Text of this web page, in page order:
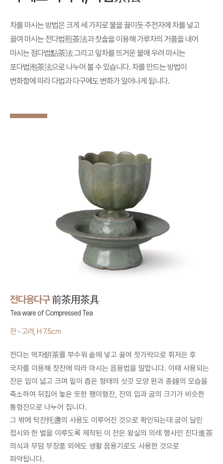
차를 마시는 방법은 크게 세 가지로 물을 끓이듯 주전자에 차를 넣고
끓여 마시는 전다법煎茶法과 찻솔을 이용해 가루차의 거품을 내어
마시는 점다법點茶法그리고 잎차를 뜨거운 물에 우려 마시는
포다법泡茶法으로 나누어 볼 수 있습니다. 차를 만드는 방법이
변화함에 따라 다법과 다구에도 변화가 일어나게 됩니다.
전다용다구前茶用茶具
Tea ware of Compressed Tea
잔 - 고려, H 7.5㎝
전다는 떡차餠茶를 부수워 솥에 넣고 끓여 젓가락으로 휘저은 후
국자를 이용해 찻잔에 따라 마시는 음용법을 말합니다. 이때 사용되는
잔은 입이 넓고 크며 밑이 좁은 형태의 삿갓 모양 완과 종鐘의 모습을
축소하여 뒤집어 놓은 듯한 팽이형잔, 잔의 입과 굽의 크기가 비슷한
통형잔으로 나누어 집니다.
그 밖에 탁잔托盞의 사용도 이루어진 것으로 확인되는데 굽이 달린
접시와 한 벌을 이루도록 제작된 이 잔은 왕실의 의례 행사인 진다進茶
의식과 무덤 부장품 외에도 생활 음용기로도 사용한 것으로
파악됩니다.